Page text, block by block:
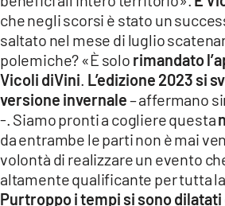
che negli scorsi è stato un
saltato nel mese di luglio
polemiche? «È solo rimandato
Vicoli diVini L’edizione 2023 si
versione invernale– affermano
-. Siamo pronti a cogliere questa
da entrambe le parti non è mai
volontà di realizzare un evento
altamente qualificante per tutta
Purtroppo i tempi si sono dilatati